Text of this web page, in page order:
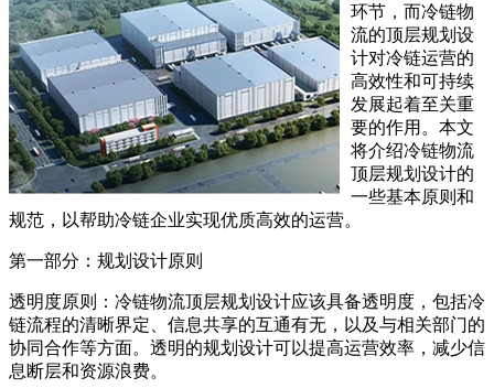
环节，而冷链物
流的顶层规划设
计对冷链运营的
高效性和可持续
发展起着至关重
要的作用。本文
将介绍冷链物流
顶层规划设计的
一些基本原则和
规范，以帮助冷链企业实现优质高效的运营。
第一部分：规划设计原则
透明度原则：冷链物流顶层规划设计应该具备透明度，包括冷
链流程的清晰界定、信息共享的互通有无，以及与相关部门的
协同合作等方面。透明的规划设计可以提高运营效率，减少信
息断层和资源浪费。